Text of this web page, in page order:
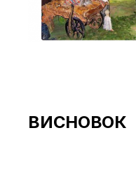
ВИСНОВОК